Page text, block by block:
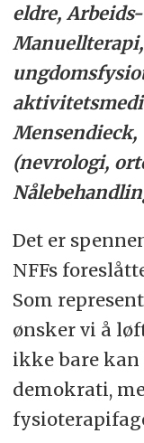
eldre,
Mensendieck,
(nevrologi,
Det er
NFFs
Som
ønsker vi å
ikke bare
demokrati,